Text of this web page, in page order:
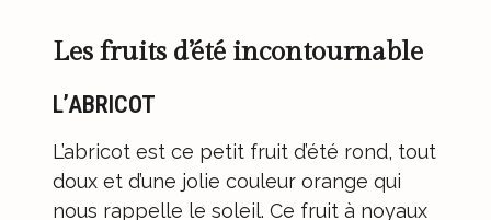
Les fruits d’été incontournable
L’ABRICOT
L’abricot est ce petit fruit d’été rond, tout
doux et d’une jolie couleur orange qui
nous rappelle le soleil. Ce fruit à noyaux